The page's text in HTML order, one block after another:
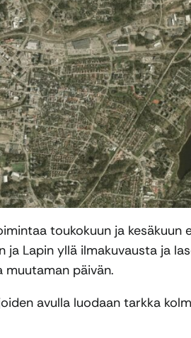
toukokuun ja kesäkuun
Lapin yllä ilmakuvausta ja
muutaman päivän.
avulla luodaan tarkka